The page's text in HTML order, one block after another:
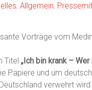
, Allgemein,
Vorträge vom
Titel „Ich bin krank – Wer
Papiere und um
verwehrt